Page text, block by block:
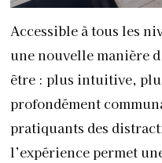
Accessible à tous les
une nouvelle manière
être : plus intuitive,
profondément
pratiquants des
l’expérience permet